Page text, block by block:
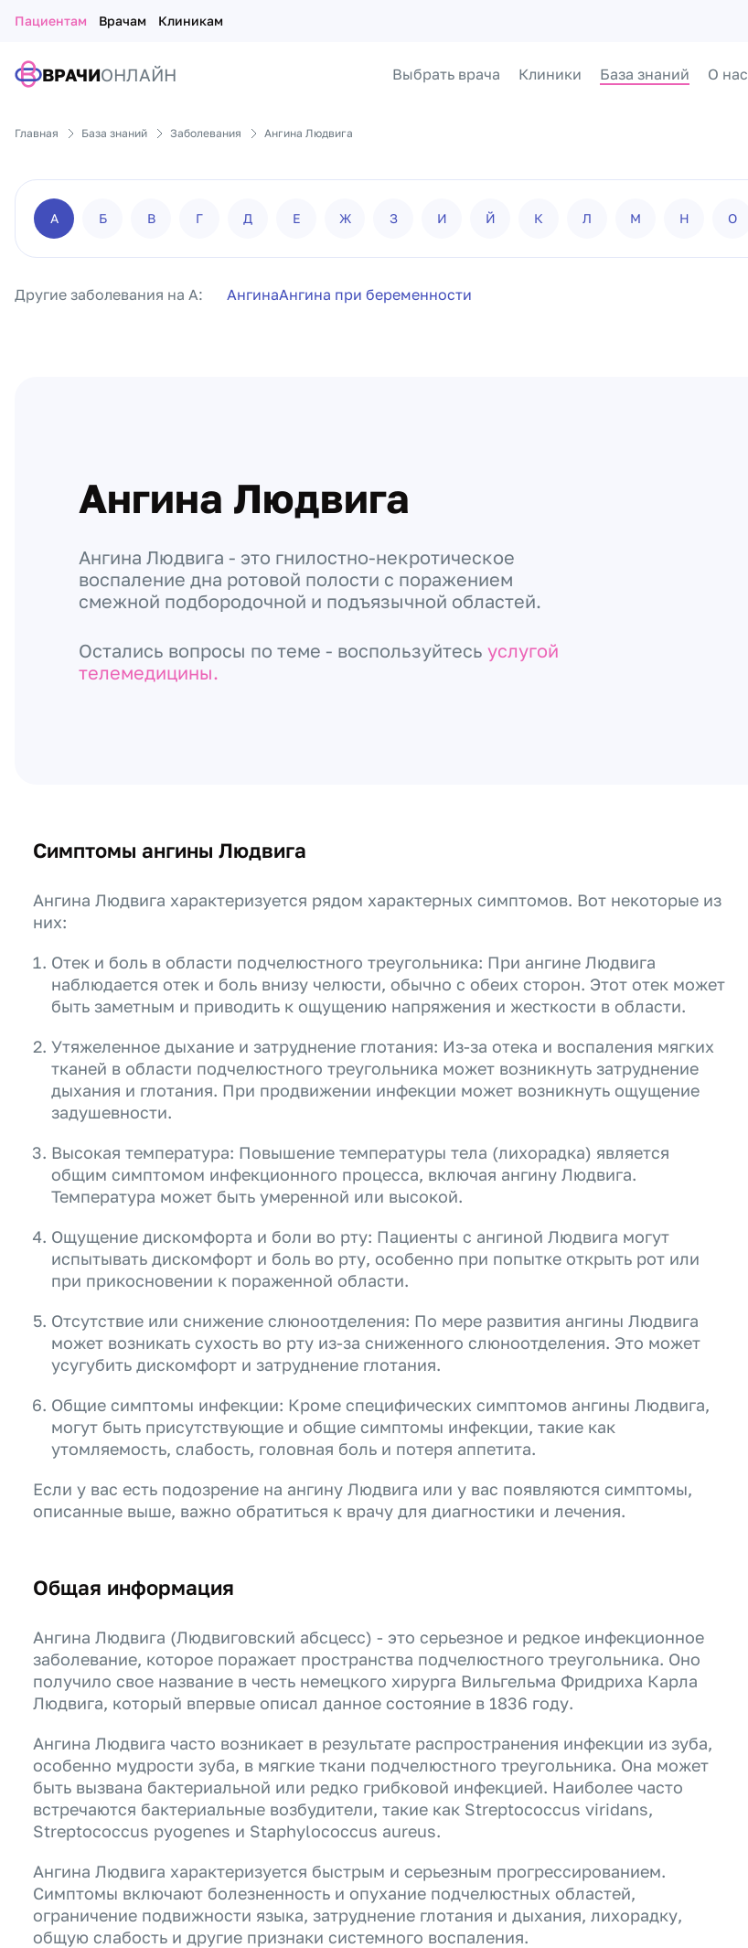
Пациентам Врачам Клиникам
ВРАЧИОНЛАЙН Выбрать врача Клиники База знаний О нас
Главная База знаний Заболевания Ангина Людвига
А Б В Г Д Е Ж З И Й К Л М Н О
Другие заболевания на А: АнгинаАнгина при беременности
Ангина Людвига
Ангина Людвига - это гнилостно-некротическое
воспаление дна ротовой полости с поражением
смежной подбородочной и подъязычной областей.
Остались вопросы по теме - воспользуйтесь услугой
телемедицины.
Симптомы ангины Людвига
Ангина Людвига характеризуется рядом характерных симптомов. Вот некоторые из
них:
Отек и боль в области подчелюстного треугольника: При ангине Людвига
наблюдается отек и боль внизу челюсти, обычно с обеих сторон. Этот отек может
быть заметным и приводить к ощущению напряжения и жесткости в области.
Утяжеленное дыхание и затруднение глотания: Из-за отека и воспаления мягких
тканей в области подчелюстного треугольника может возникнуть затруднение
дыхания и глотания. При продвижении инфекции может возникнуть ощущение
задушевности.
Высокая температура: Повышение температуры тела (лихорадка) является
общим симптомом инфекционного процесса, включая ангину Людвига.
Температура может быть умеренной или высокой.
Ощущение дискомфорта и боли во рту: Пациенты с ангиной Людвига могут
испытывать дискомфорт и боль во рту, особенно при попытке открыть рот или
при прикосновении к пораженной области.
Отсутствие или снижение слюноотделения: По мере развития ангины Людвига
может возникать сухость во рту из-за сниженного слюноотделения. Это может
усугубить дискомфорт и затруднение глотания.
Общие симптомы инфекции: Кроме специфических симптомов ангины Людвига,
могут быть присутствующие и общие симптомы инфекции, такие как
утомляемость, слабость, головная боль и потеря аппетита.
Если у вас есть подозрение на ангину Людвига или у вас появляются симптомы,
описанные выше, важно обратиться к врачу для диагностики и лечения.
Общая информация
Ангина Людвига (Людвиговский абсцесс) - это серьезное и редкое инфекционное
заболевание, которое поражает пространства подчелюстного треугольника. Оно
получило свое название в честь немецкого хирурга Вильгельма Фридриха Карла
Людвига, который впервые описал данное состояние в 1836 году.
Ангина Людвига часто возникает в результате распространения инфекции из зуба,
особенно мудрости зуба, в мягкие ткани подчелюстного треугольника. Она может
быть вызвана бактериальной или редко грибковой инфекцией. Наиболее часто
встречаются бактериальные возбудители, такие как Streptococcus viridans,
Streptococcus pyogenes и Staphylococcus aureus.
Ангина Людвига характеризуется быстрым и серьезным прогрессированием.
Симптомы включают болезненность и опухание подчелюстных областей,
ограничение подвижности языка, затруднение глотания и дыхания, лихорадку,
общую слабость и другие признаки системного воспаления.